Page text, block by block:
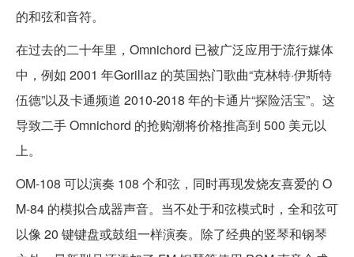
的和弦和音符。
在过去的二十年里，Omnichord 已被广泛应用于流行媒体
中，例如 2001 年Gorillaz 的英国热门歌曲“克林特·伊斯特
伍德”以及卡通频道 2010-2018 年的卡通片“探险活宝”。这
导致二手 Omnichord 的抢购潮将价格推高到 500 美元以
上。
OM-108 可以演奏 108 个和弦，同时再现发烧友喜爱的 O
M-84 的模拟合成器声音。当不处于和弦模式时，全和弦可
以像 20 键键盘或鼓组一样演奏。除了经典的竖琴和钢琴